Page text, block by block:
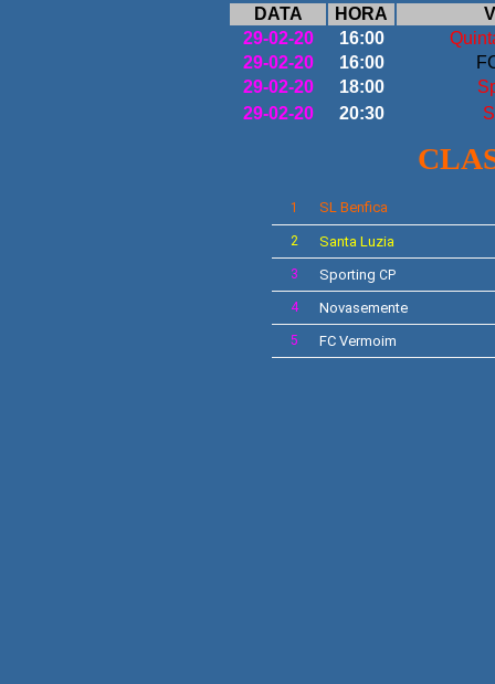
DATA HORA
29-02-20
16:00
29-02-20
16:00
29-02-20
18:00
29-02-20
20:30
1 SL Benfica
2 Santa Luzia
3 Sporting CP
4 Novasemente
5 FC Vermoim